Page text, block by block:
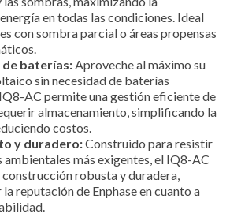
en todas las condiciones. Ideal
con sombra parcial o áreas propensas
de baterías: Aproveche al máximo su
sin necesidad de baterías
AC permite una gestión eficiente de
almacenamiento, simplificando la
costos.
y duradero:Construido para resistir
ambientales más exigentes, el IQ8-AC
construcción robusta y duradera,
reputación de Enphase en cuanto a